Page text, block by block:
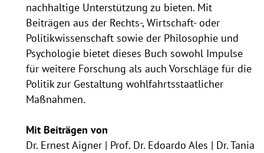
nachhaltige Unterstützung zu bieten. Mit
Beiträgen aus der Rechts-, Wirtschaft- oder
Politikwissenschaft sowie der Philosophie und
Psychologie bietet dieses Buch sowohl Impulse
für weitere Forschung als auch Vorschläge für die
Politik zur Gestaltung wohlfahrtsstaatlicher
Maßnahmen.
Mit Beiträgen von
Dr. Ernest Aigner | Prof. Dr. Edoardo Ales | Dr. Tania